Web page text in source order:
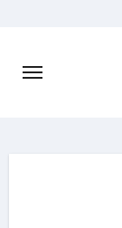
content